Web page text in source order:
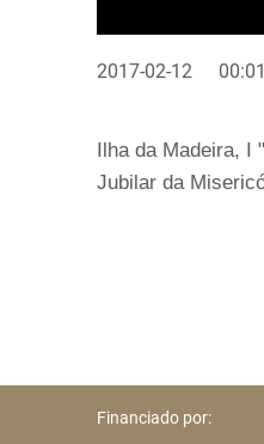
2017-02-12
Ilha da Madeira, I
Jubilar da
Financiado por: